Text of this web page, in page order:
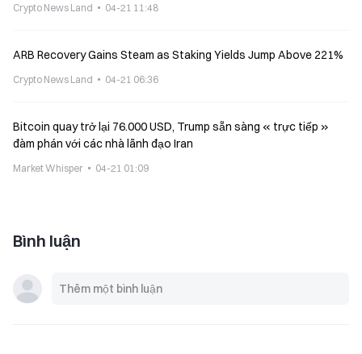
Crypto News Land 04-21 11:48
ARB Recovery Gains Steam as Staking Yields Jump Above 221%
Crypto News Land 04-21 06:36
Bitcoin quay trở lại 76.000 USD, Trump sẵn sàng « trực tiếp »
đàm phán với các nhà lãnh đạo Iran
Market Whisper 04-21 01:09
Bình luận